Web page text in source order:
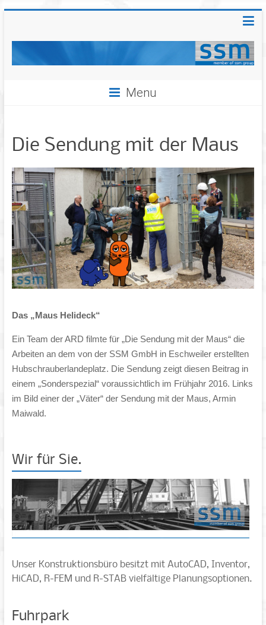
Menu
Die Sendung mit der Maus
Das „Maus Helideck“
Ein Team der ARD filmte für „Die Sendung mit der Maus“ die
Arbeiten an dem von der SSM GmbH in Eschweiler erstellten
Hubschrauberlandeplatz. Die Sendung zeigt diesen Beitrag in
einem „Sonderspezial“ voraussichtlich im Frühjahr 2016. Links
im Bild einer der „Väter“ der Sendung mit der Maus, Armin
Maiwald.
Wir für Sie.
Unser Konstruktionsbüro besitzt mit AutoCAD, Inventor,
HiCAD, R-FEM und R-STAB vielfältige Planungsoptionen.
Fuhrpark